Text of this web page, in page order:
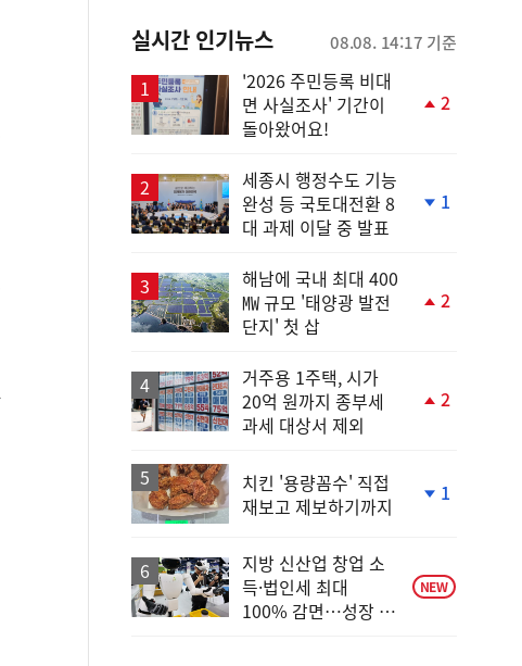
실시간 인기뉴스 08.08. 14:17 기준
'2026 주민등록 비대
면 사실조사' 기간이
돌아왔어요!
2
세종시 행정수도 기능
완성 등 국토대전환 8
대 과제 이달 중 발표
1
해남에 국내 최대 400
㎿ 규모 '태양광 발전
단지' 첫 삽
2
거주용 1주택, 시가
20억 원까지 종부세
과세 대상서 제외
2
치킨 '용량꼼수' 직접
재보고 제보하기까지
1
지방 신산업 창업 소
득·법인세 최대
100% 감면…성장 지
NEW